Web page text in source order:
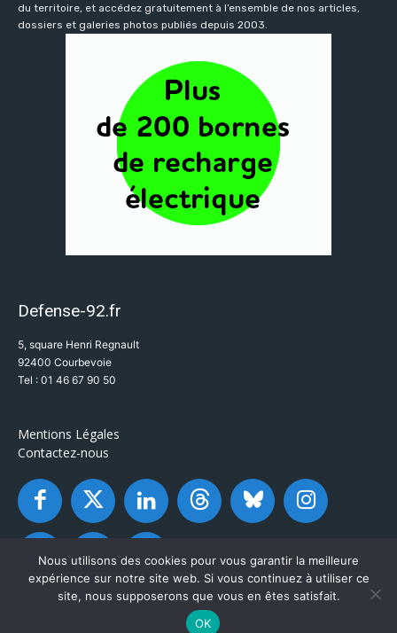
du territoire, et accédez gratuitement à l’ensemble de nos articles,
dossiers et galeries photos publiés depuis 2003.
Defense-92.fr
5, square Henri Regnault
92400 Courbevoie
Tel : 01 46 67 90 50
Mentions Légales
Contactez-nous
Nous utilisons des cookies pour vous garantir la meilleure
expérience sur notre site web. Si vous continuez à utiliser ce
site, nous supposerons que vous en êtes satisfait.
OK